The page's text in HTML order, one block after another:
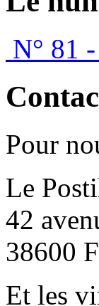
N° 81
Pour
Le
42
38600
Et les